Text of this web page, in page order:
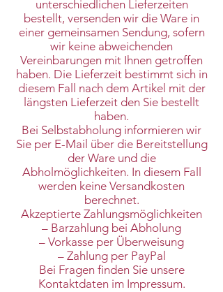
unterschiedlichen Lieferzeiten
bestellt, versenden wir die Ware in
einer gemeinsamen Sendung, sofern
wir keine abweichenden
Vereinbarungen mit Ihnen getroffen
haben. Die Lieferzeit bestimmt sich in
diesem Fall nach dem Artikel mit der
längsten Lieferzeit den Sie bestellt
haben.
Bei Selbstabholung informieren wir
Sie per E-Mail über die Bereitstellung
der Ware und die
Abholmöglichkeiten. In diesem Fall
werden keine Versandkosten
berechnet.
Akzeptierte Zahlungsmöglichkeiten
– Barzahlung bei Abholung
– Vorkasse per Überweisung
– Zahlung per PayPal
Bei Fragen finden Sie unsere
Kontaktdaten im Impressum.